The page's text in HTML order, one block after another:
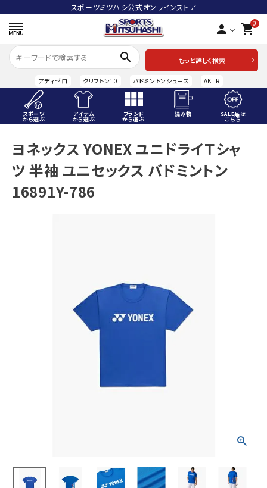
スポーツミツハシ公式オンラインストア
person 0
shopping_cart
search
もっと詳しく検索
アディゼロ クリフトン10 バドミントンシューズ AKTR
スポーツ
から選ぶ
アイテム
から選ぶ
ブランド
から選ぶ
読み物 SALE品は
こちら
ACCOUNT MENU
ようこそ ゲスト 様
meeting_room ログイン
SALE品はこちら
ヨネックス YONEX ユニドライＴシャ
ツ 半袖 ユニセックス バドミントン
16891Y-786